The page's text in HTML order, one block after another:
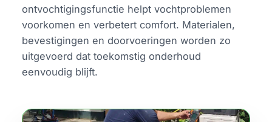
ontvochtigingsfunctie helpt vochtproblemen
voorkomen en verbetert comfort. Materialen,
bevestigingen en doorvoeringen worden zo
uitgevoerd dat toekomstig onderhoud
eenvoudig blijft.